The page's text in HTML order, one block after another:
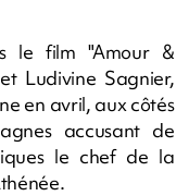
le film "Amour &
Ludivine Sagnier,
en avril, aux côtés
accusant de
le chef de la